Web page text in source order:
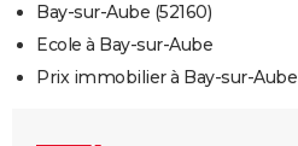
Bay-sur-Aube (52160)
Ecole à Bay-sur-Aube
Prix immobilier à Bay-sur-Aube